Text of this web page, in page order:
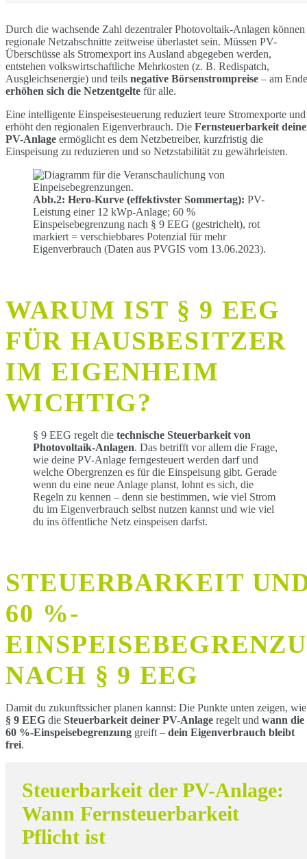
Durch die wachsende Zahl dezentraler Photovoltaik-Anlagen können
regionale Netzabschnitte zeitweise überlastet sein. Müssen PV-
Überschüsse als Stromexport ins Ausland abgegeben werden,
entstehen volkswirtschaftliche Mehrkosten (z. B. Redispatch,
Ausgleichsenergie) und teils negative Börsenstrompreise – am Ende
erhöhen sich die Netzentgelte für alle.
Eine intelligente Einspeisesteuerung reduziert teure Stromexporte und
erhöht den regionalen Eigenverbrauch. Die Fernsteuerbarkeit
PV-Anlage ermöglicht es dem Netzbetreiber, kurzfristig die
Einspeisung zu reduzieren und so Netzstabilität zu gewährleisten.
Abb.2: Hero-Kurve (effektivster Sommertag): PV-
Leistung einer 12 kWp-Anlage; 60 %
Einspeisebegrenzung nach § 9 EEG (gestrichelt), rot
markiert = verschiebbares Potenzial für mehr
Eigenverbrauch (Daten aus PVGIS vom 13.06.2023).
WARUM IST § 9 EEG
FÜR HAUSBESITZER
IM EIGENHEIM
WICHTIG?
§ 9 EEG regelt die technische Steuerbarkeit von
Photovoltaik-Anlagen. Das betrifft vor allem die Frage,
wie deine PV-Anlage ferngesteuert werden darf und
welche Obergrenzen es für die Einspeisung gibt. Gerade
wenn du eine neue Anlage planst, lohnt es sich, die
Regeln zu kennen – denn sie bestimmen, wie viel Strom
du im Eigenverbrauch selbst nutzen kannst und wie viel
du ins öffentliche Netz einspeisen darfst.
STEUERBARKEIT
60 %-
NACH § 9 EEG
Damit du zukunftssicher planen kannst: Die Punkte unten zeigen, wie
§ 9 EEG die Steuerbarkeit deiner PV-Anlage regelt und wann die
60 %-Einspeisebegrenzung greift – dein Eigenverbrauch bleibt
frei.
Steuerbarkeit der PV-Anlage:
Wann Fernsteuerbarkeit
Pflicht ist